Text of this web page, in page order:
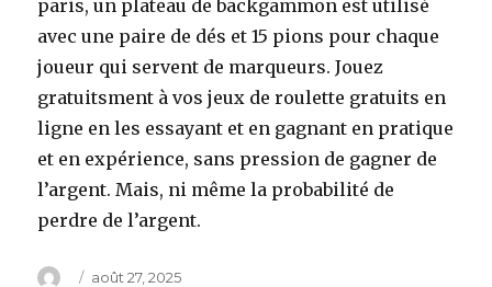
paris, un plateau de backgammon est utilisé
avec une paire de dés et 15 pions pour chaque
joueur qui servent de marqueurs. Jouez
gratuitsment à vos jeux de roulette gratuits en
ligne en les essayant et en gagnant en pratique
et en expérience, sans pression de gagner de
l’argent. Mais, ni même la probabilité de
perdre de l’argent.
Auteur
Publié
août 27, 2025